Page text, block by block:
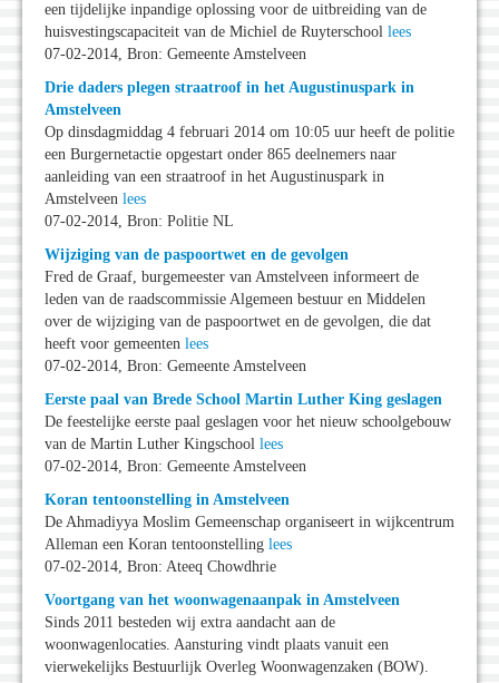
een tijdelijke inpandige oplossing voor de uitbreiding van de
huisvestingscapaciteit van de Michiel de Ruyterschool lees
07-02-2014, Bron: Gemeente Amstelveen
Drie daders plegen straatroof in het Augustinuspark in
Amstelveen
Op dinsdagmiddag 4 februari 2014 om 10:05 uur heeft de politie
een Burgernetactie opgestart onder 865 deelnemers naar
aanleiding van een straatroof in het Augustinuspark in
Amstelveen lees
07-02-2014, Bron: Politie NL
Wijziging van de paspoortwet en de gevolgen
Fred de Graaf, burgemeester van Amstelveen informeert de
leden van de raadscommissie Algemeen bestuur en Middelen
over de wijziging van de paspoortwet en de gevolgen, die dat
heeft voor gemeenten lees
07-02-2014, Bron: Gemeente Amstelveen
Eerste paal van Brede School Martin Luther King geslagen
De feestelijke eerste paal geslagen voor het nieuw schoolgebouw
van de Martin Luther Kingschool lees
07-02-2014, Bron: Gemeente Amstelveen
Koran tentoonstelling in Amstelveen
De Ahmadiyya Moslim Gemeenschap organiseert in wijkcentrum
Alleman een Koran tentoonstelling lees
07-02-2014, Bron: Ateeq Chowdhrie
Voortgang van het woonwagenaanpak in Amstelveen
Sinds 2011 besteden wij extra aandacht aan de
woonwagenlocaties. Aansturing vindt plaats vanuit een
vierwekelijks Bestuurlijk Overleg Woonwagenzaken (BOW).